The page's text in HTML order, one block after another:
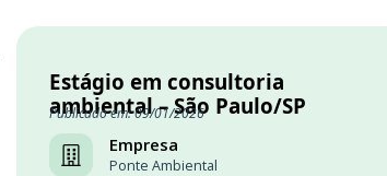
Estágio em consultoria
ambiental – São Paulo/SP
Publicado em: 09/01/2026
Empresa
Ponte Ambiental